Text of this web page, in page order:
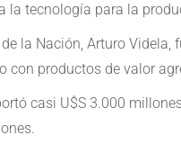
la tecnología para la
la Nación, Arturo
con productos de valor
casi U$S 3.000